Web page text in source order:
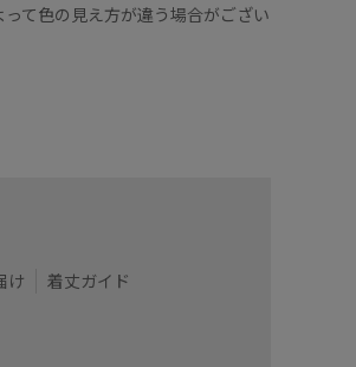
て色の見え方が違う場合がござい
け 着丈ガイド